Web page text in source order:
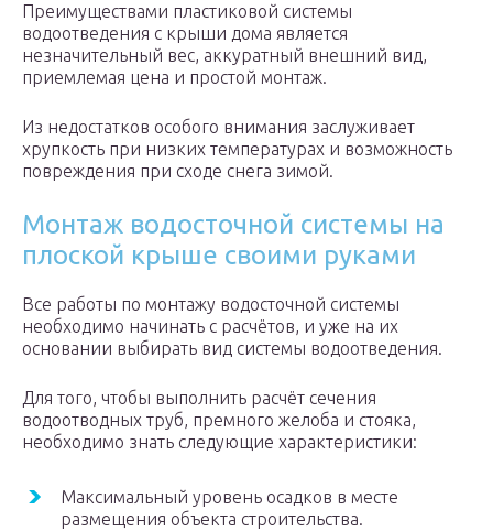
Преимуществами пластиковой системы
водоотведения с крыши дома является
незначительный вес, аккуратный внешний вид,
приемлемая цена и простой монтаж.
Из недостатков особого внимания заслуживает
хрупкость при низких температурах и возможность
повреждения при сходе снега зимой.
Монтаж водосточной системы на
плоской крыше своими руками
Все работы по монтажу водосточной системы
необходимо начинать с расчётов, и уже на их
основании выбирать вид системы водоотведения.
Для того, чтобы выполнить расчёт сечения
водоотводных труб, премного желоба и стояка,
необходимо знать следующие характеристики:
Максимальный уровень осадков в месте
размещения объекта строительства.